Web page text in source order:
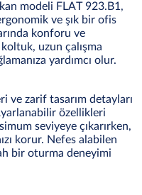
modeli FLAT 923.B1,
ve şık bir ofis
konforu ve
uzun çalışma
yardımcı olur.
ve zarif tasarım detayları
özellikleri
seviyeye çıkarırken,
korur. Nefes alabilen
bir oturma deneyimi